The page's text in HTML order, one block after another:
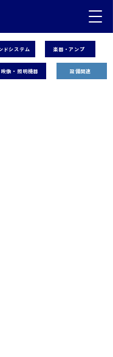
ドシステム 楽器・アンプ
映像・照明機器 設備関連